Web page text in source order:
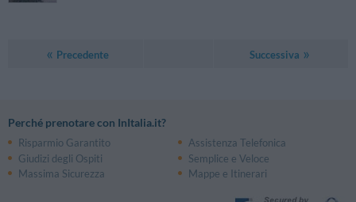
Precedente Successiva
Perché prenotare con InItalia.it?
Risparmio Garantito
Assistenza Telefonica
Giudizi degli Ospiti
Semplice e Veloce
Massima Sicurezza
Mappe e Itinerari